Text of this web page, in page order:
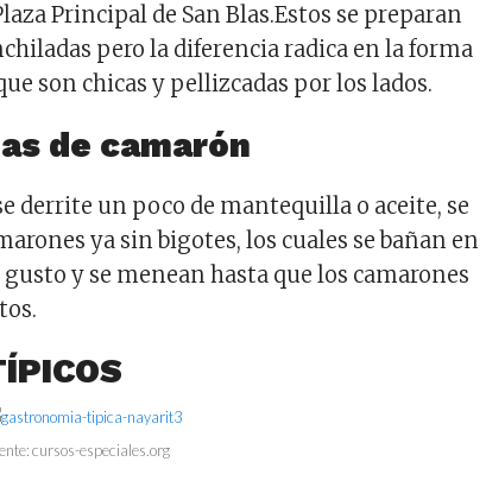
Principal de San Blas.Estos se preparan
pero la diferencia radica en la forma
son chicas y pellizcadas por los lados.
de camarón
derrite un poco de mantequilla o aceite, se
ya sin bigotes, los cuales se bañan en
y se menean hasta que los camarones
cursos-especiales.org